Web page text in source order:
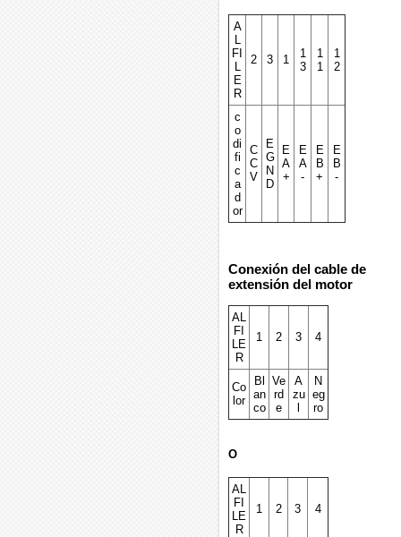
A
L
FI
L
E
R
2 3 1
1
3
1
1
1
2
c
o
di
fi
c
a
d
or
C
C
V
E
G
N
D
E
A
+
E
A
-
E
B
+
E
B
-
Conexión del cable de
extensión del motor
AL
FI
LE
R
1 2 3 4
Co
lor
Bl
an
co
Ve
rd
e
A
zu
N
eg
ro
O
AL
FI
LE
R
1 2 3 4